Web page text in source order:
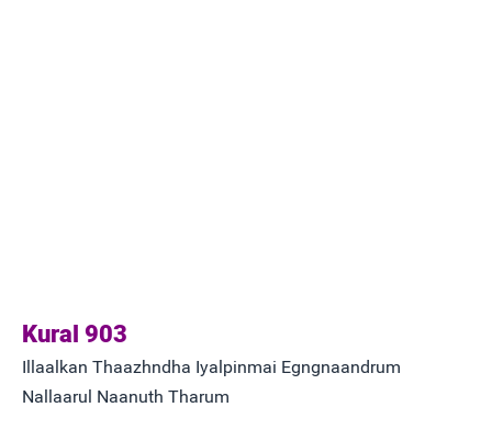
Kural 903
Illaalkan Thaazhndha Iyalpinmai Egngnaandrum
Nallaarul Naanuth Tharum